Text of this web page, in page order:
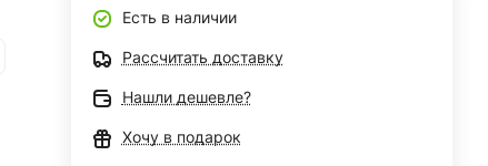
Есть в наличии
Рассчитать доставку
Нашли дешевле?
Хочу в подарок